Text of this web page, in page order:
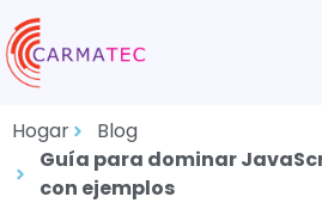
Hogar
Blog
Guía para dominar
con ejemplos